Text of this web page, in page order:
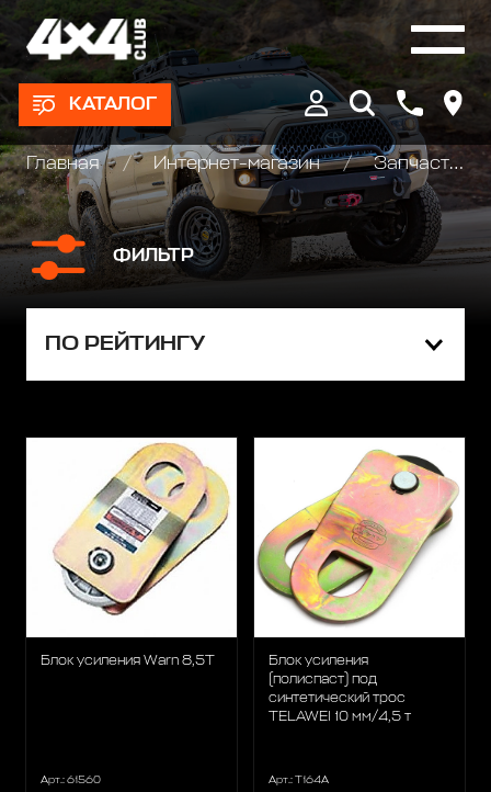
КАТАЛОГ
Главная Интернет-магазин Запчасти и Аксессуары для лебедок
ФИЛЬТР
ПО РЕЙТИНГУ
Блок усиления Warn 8,5T
Арт.: 61560
Блок усиления
(полиспаст) под
синтетический трос
TELAWEI 10 мм/4,5 т
Арт.: T164A